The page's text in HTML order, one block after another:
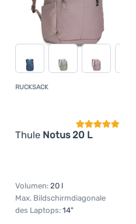
RUCKSACK
Thule Notus 20 L
Volumen: 20 l
Max. Bildschirmdiagonale
des Laptops: 14"